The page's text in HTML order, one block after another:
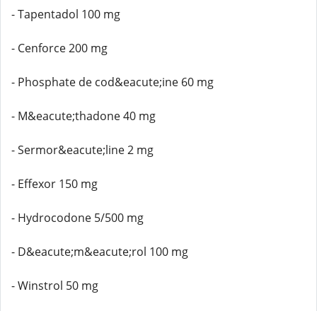
- Tapentadol 100 mg
- Cenforce 200 mg
- Phosphate de cod&eacute;ine 60 mg
- M&eacute;thadone 40 mg
- Sermor&eacute;line 2 mg
- Effexor 150 mg
- Hydrocodone 5/500 mg
- D&eacute;m&eacute;rol 100 mg
- Winstrol 50 mg